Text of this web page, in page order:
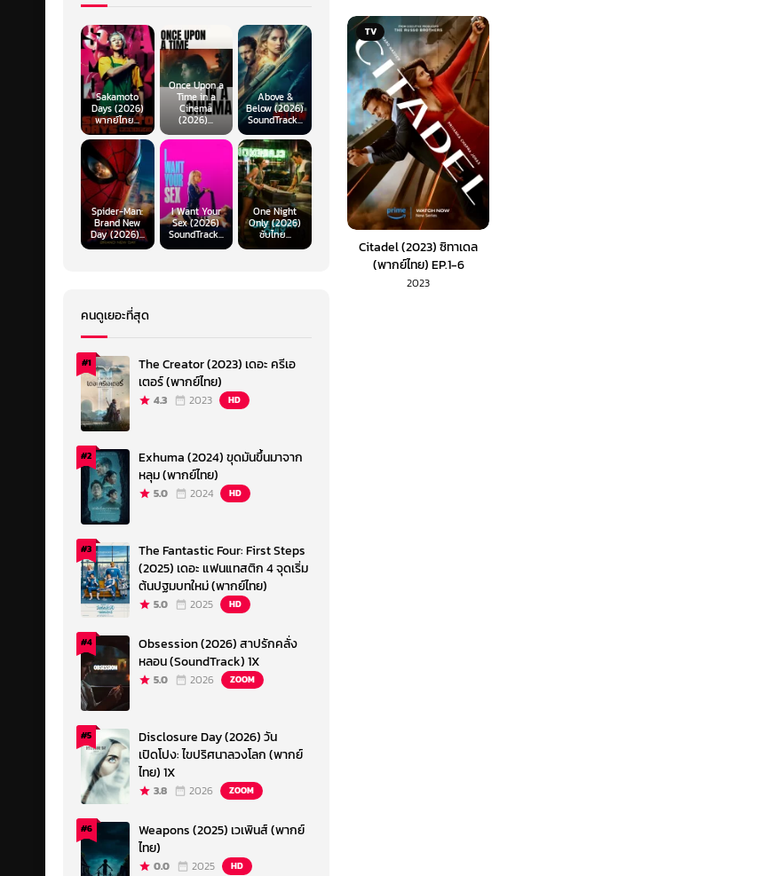
TV
Citadel (2023) ซิทาเดล
(พากย์ไทย) EP.1-6
2023
Sakamoto
Days (2026)
พากย์ไทย...
Once Upon a
Time in a
Cinema
(2026)...
Above &
Below (2026)
SoundTrack...
Spider-Man:
Brand New
Day (2026)...
I Want Your
Sex (2026)
SoundTrack...
One Night
Only (2026)
ซับไทย...
คนดูเยอะที่สุด
#1
The Creator (2023) เดอะ ครีเอ
เตอร์ (พากย์ไทย)
4.3 2023 HD
#2
Exhuma (2024) ขุดมันขึ้นมาจาก
หลุม (พากย์ไทย)
5.0 2024 HD
#3
The Fantastic Four: First Steps
(2025) เดอะ แฟนแทสติก 4 จุดเริ่ม
ต้นปฐมบทใหม่ (พากย์ไทย)
5.0 2025 HD
#4
Obsession (2026) สาปรักคลั่ง
หลอน (SoundTrack) 1X
5.0 2026 ZOOM
#5
Disclosure Day (2026) วัน
เปิดโปง: ไขปริศนาลวงโลก (พากย์
ไทย) 1X
3.8 2026 ZOOM
#6
Weapons (2025) เวเพินส์ (พากย์
ไทย)
0.0 2025 HD